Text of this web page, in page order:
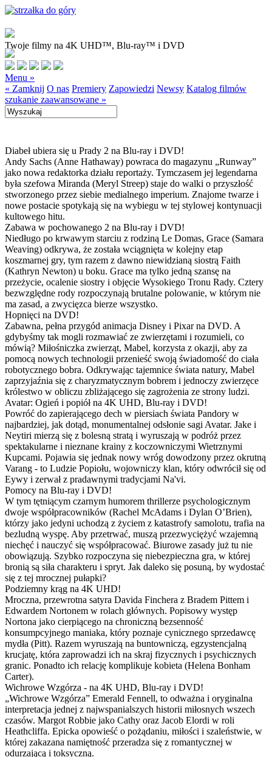
Twoje filmy na 4K UHD™, Blu-ray™ i DVD
Menu »
« Zamknij O nas Premiery Zapowiedzi Newsy Katalog filmów
szukanie zaawansowane »
Diabeł ubiera się u Prady 2 na Blu-ray i DVD!
Andy Sachs (Anne Hathaway) powraca do magazynu „Runway”
jako nowa redaktorka działu reportaży. Tymczasem jej legendarna
była szefowa Miranda (Meryl Streep) staje do walki o przyszłość
stworzonego przez siebie medialnego imperium. Znajome twarze i
nowe postacie spotykają się na wybiegu w tej stylowej kontynuacji
kultowego hitu.
Zabawa w pochowanego 2 na Blu-ray i DVD!
Niedługo po krwawym starciu z rodziną Le Domas, Grace (Samara
Weaving) odkrywa, że została wciągnięta w kolejny etap
koszmarnej gry, tym razem z dawno niewidzianą siostrą Faith
(Kathryn Newton) u boku. Grace ma tylko jedną szansę na
przeżycie, ocalenie siostry i objęcie Wysokiego Tronu Rady. Cztery
bezwzględne rody rozpoczynają brutalne polowanie, w którym nie
ma zasad, a zwycięzca bierze wszystko.
Hopnięci na DVD!
Zabawna, pełna przygód animacja Disney i Pixar na DVD. A
gdybyśmy tak mogli rozmawiać ze zwierzętami i rozumieli, co
mówią? Miłośniczka zwierząt, Mabel, korzysta z okazji, aby za
pomocą nowych technologii przenieść swoją świadomość do ciała
robotycznego bobra. Odkrywając tajemnice świata natury, Mabel
zaprzyjaźnia się z charyzmatycznym bobrem i jednoczy zwierzęce
królestwo w obliczu zbliżającego się zagrożenia ze strony ludzi.
Avatar: Ogień i popiół na 4K UHD, Blu-ray i DVD!
Powróć do zapierającego dech w piersiach świata Pandory w
najbardziej, jak dotąd, monumentalnej odsłonie sagi Avatar. Jake i
Neytiri mierzą się z bolesną stratą i wyruszają w podróż przez
spektakularne i nieznane krainy z koczowniczymi Wietrznymi
Kupcami. Pojawia się jednak nowy wróg dowodzony przez okrutną
Varang - to Ludzie Popiołu, wojowniczy klan, który odwrócił się od
Eywy i zerwał z pradawnymi tradycjami Na'vi.
Pomocy na Blu-ray i DVD!
W tym tętniącym czarnym humorem thrillerze psychologicznym
dwoje współpracowników (Rachel McAdams i Dylan O’Brien),
którzy jako jedyni uchodzą z życiem z katastrofy samolotu, trafia na
bezludną wyspę. Aby przetrwać, muszą przezwyciężyć wzajemną
niechęć i nauczyć się współpracować. Biurowe zasady już tu nie
obowiązują. Szybko rozpoczyna się niebezpieczna gra, w której
bronią są siła charakteru i spryt. Jak daleko się posuną, by wydostać
się z tej mrocznej pułapki?
Podziemny krąg na 4K UHD!
Mroczna, przewrotna satyra Davida Finchera z Bradem Pittem i
Edwardem Nortonem w rolach głównych. Popisowy występ
Nortona jako cierpiącego na chroniczną bezsenność
konsumpcyjnego maniaka, który poznaje cynicznego sprzedawcę
mydła (Pitt). Razem wyruszają na buntowniczą, egzystencjalną
krucjatę, która zaprowadzi ich na skraj fizycznych i psychicznych
granic. Ponadto ich relację komplikuje kobieta (Helena Bonham
Carter).
Wichrowe Wzgórza - na 4K UHD, Blu-ray i DVD!
„Wichrowe Wzgórza” Emerald Fennell, to odważna i oryginalna
interpretacja jednej z najwspanialszych historii miłosnych wszech
czasów. Margot Robbie jako Cathy oraz Jacob Elordi w roli
Heathcliffa. Epicka opowieść o pożądaniu, miłości i szaleństwie, w
której zakazana namiętność przeradza się z romantycznej w
odurzającą i toksyczną.